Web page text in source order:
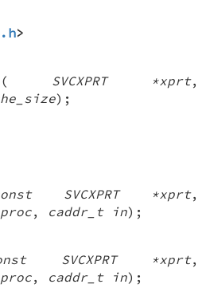
>
( SVCXPRT *xprt,
);
SVCXPRT *xprt,
, caddr_t in);
SVCXPRT *xprt,
, caddr_t in);